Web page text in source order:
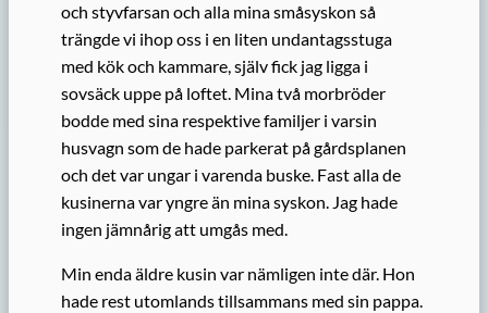
och styvfarsan och alla mina småsyskon så
trängde vi ihop oss i en liten undantagsstuga
med kök och kammare, själv fick jag ligga i
sovsäck uppe på loftet. Mina två morbröder
bodde med sina respektive familjer i varsin
husvagn som de hade parkerat på gårdsplanen
och det var ungar i varenda buske. Fast alla de
kusinerna var yngre än mina syskon. Jag hade
ingen jämnårig att umgås med.
Min enda äldre kusin var nämligen inte där. Hon
hade rest utomlands tillsammans med sin pappa.